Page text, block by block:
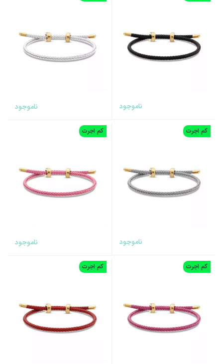
ناموجود ناموجود
کم اجرت
ناموجود
کم اجرت
ناموجود
کم اجرت کم اجرت